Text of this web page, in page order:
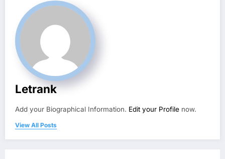
Letrank
Add your Biographical Information. Edit your Profile now.
View All Posts